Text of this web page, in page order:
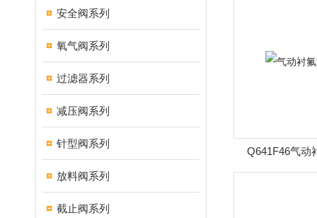
安全阀系列
氧气阀系列
过滤器系列
减压阀系列
针型阀系列
放料阀系列
截止阀系列
Q641F46气动